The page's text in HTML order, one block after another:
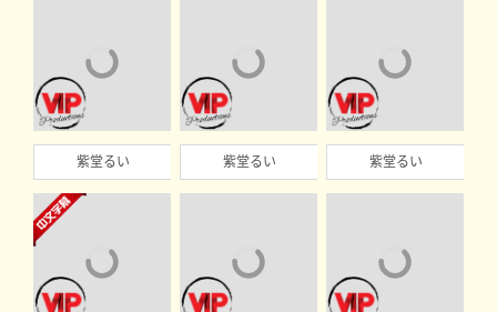
紫堂るい 紫堂るい 紫堂るい